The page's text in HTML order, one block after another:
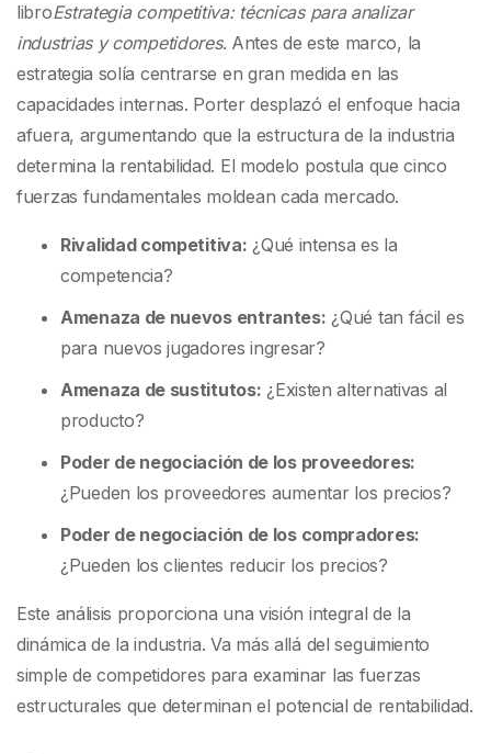
libroEstrategia competitiva: técnicas para analizar
industrias y competidores. Antes de este marco, la
estrategia solía centrarse en gran medida en las
capacidades internas. Porter desplazó el enfoque hacia
afuera, argumentando que la estructura de la industria
determina la rentabilidad. El modelo postula que cinco
fuerzas fundamentales moldean cada mercado.
Rivalidad competitiva: ¿Qué intensa es la
competencia?
Amenaza de nuevos entrantes: ¿Qué tan fácil es
para nuevos jugadores ingresar?
Amenaza de sustitutos: ¿Existen alternativas al
producto?
Poder de negociación de los proveedores:
¿Pueden los proveedores aumentar los precios?
Poder de negociación de los compradores:
¿Pueden los clientes reducir los precios?
Este análisis proporciona una visión integral de la
dinámica de la industria. Va más allá del seguimiento
simple de competidores para examinar las fuerzas
estructurales que determinan el potencial de rentabilidad.